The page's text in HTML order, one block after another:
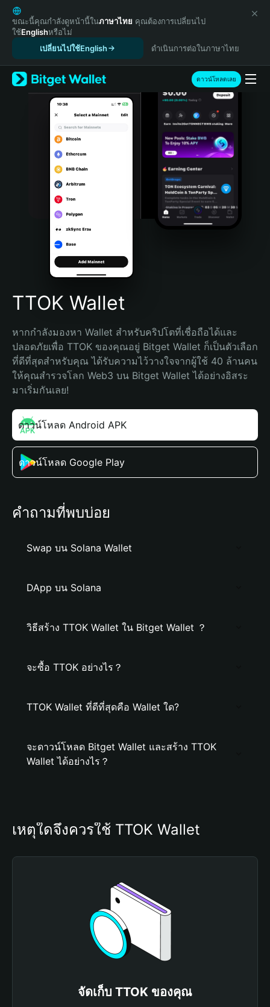
English
日本語
Tiếng Việt
Español (Latinoamérica)
Türkçe
Italiano
Português (Portugal)
Bahasa Indonesia
Português (Brasil)
Español (Argentina)
ขณะนี้คุณกำลังดูหน้านี้ในภาษาไทย คุณต้องการเปลี่ยนไป
ใช้Englishหรือไม่
เปลี่ยนไปใช้English
ดำเนินการต่อในภาษาไทย
ดาวน์โหลดเลย
TTOK Wallet
หากกำลังมองหา Wallet สำหรับคริปโตที่เชื่อถือได้และ
ปลอดภัยเพื่อ TTOK ของคุณอยู่ Bitget Wallet ก็เป็นตัวเลือก
ที่ดีที่สุดสำหรับคุณ ได้รับความไว้วางใจจากผู้ใช้ 40 ล้านคน
ให้คุณสำรวจโลก Web3 บน Bitget Wallet ได้อย่างอิสระ
มาเริ่มกันเลย!
ดาวน์โหลด Android APK
ดาวน์โหลด Google Play
คำถามที่พบบ่อย
Swap บน Solana Wallet
DApp บน Solana
วิธีสร้าง TTOK Wallet ใน Bitget Wallet ？
จะซื้อ TTOK อย่างไร？
TTOK Wallet ที่ดีที่สุดคือ Wallet ใด?
จะดาวน์โหลด Bitget Wallet และสร้าง TTOK
Wallet ได้อย่างไร？
เหตุใดจึงควรใช้ TTOK Wallet
จัดเก็บ TTOK ของคุณ